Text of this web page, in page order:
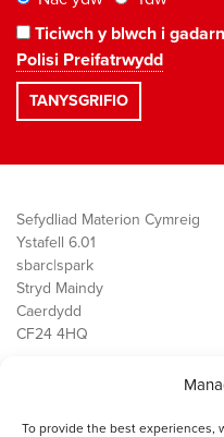
To provide the best experiences,
Ticiwch y blwch i
Polisi Preifatrwydd
Sefydliad Materion Cymreig
Ystafell 6.01
sbarc|spark
Stryd Maindy
Caerdydd
CF24 4HQ